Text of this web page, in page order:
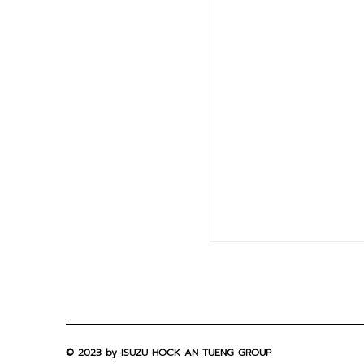
​© 2023 by ISUZU HOCK AN TUENG GROUP